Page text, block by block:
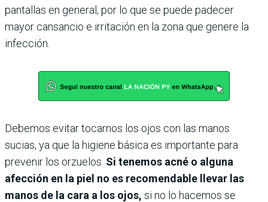
pantallas en general, por lo que se puede padecer
mayor cansancio e irritación en la zona que genere la
infección.
Debemos evitar tocarnos los ojos con las manos
sucias, ya que la higiene básica es importante para
prevenir los orzuelos. Si tenemos acné o alguna
afección en la piel no es recomendable llevar las
manos de la cara a los ojos, si no lo hacemos se